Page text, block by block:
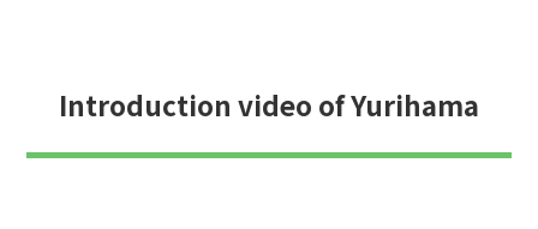
Introduction video of Yurihama